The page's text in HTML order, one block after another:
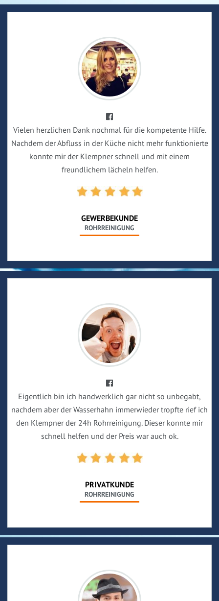
Vielen herzlichen Dank nochmal für die kompetente Hilfe.
Nachdem der Abfluss in der Küche nicht mehr funktionierte
konnte mir der Klempner schnell und mit einem
freundlichem lächeln helfen.
GEWERBEKUNDE
ROHRREINIGUNG
Eigentlich bin ich handwerklich gar nicht so unbegabt,
nachdem aber der Wasserhahn immerwieder tropfte rief ich
den Klempner der 24h Rohrreinigung. Dieser konnte mir
schnell helfen und der Preis war auch ok.
PRIVATKUNDE
ROHRREINIGUNG